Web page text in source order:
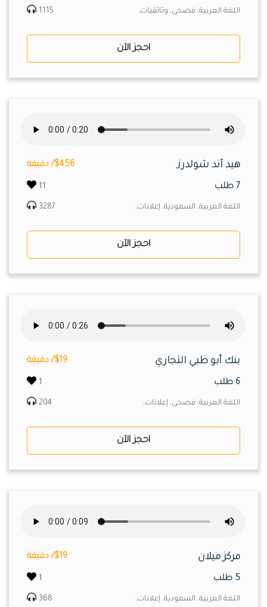
اللغة العربية, فصحى, وثائقيات, 1115
احجز الآن
هيد آند شولدرز $456/ دقيقة
7 طلب 11
اللغة العربية, السعودية, إعلانات, 3287
احجز الآن
بنك أبو ظبي التجاري $19/ دقيقة
6 طلب 1
اللغة العربية, فصحى, إعلانات, 204
احجز الآن
مركز ميلان $19/ دقيقة
5 طلب 1
اللغة العربية, السعودية, إعلانات, 368